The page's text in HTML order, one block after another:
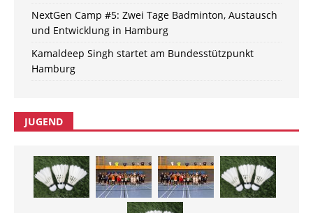
NextGen Camp #5: Zwei Tage Badminton, Austausch
und Entwicklung in Hamburg
Kamaldeep Singh startet am Bundesstützpunkt
Hamburg
JUGEND